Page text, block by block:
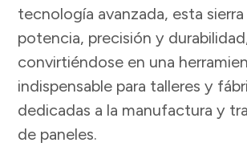
tecnología avanzada, esta
potencia, precisión y
convirtiéndose en una
indispensable para talleres y
dedicadas a la manufactura y
de paneles.